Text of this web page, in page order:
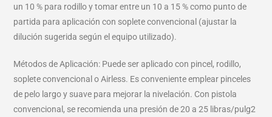
un 10 % para rodillo y tomar entre un 10 a 15 % como punto de
partida para aplicación con soplete convencional (ajustar la
dilución sugerida según el equipo utilizado).
Métodos de Aplicación: Puede ser aplicado con pincel, rodillo,
soplete convencional o Airless. Es conveniente emplear pinceles
de pelo largo y suave para mejorar la nivelación. Con pistola
convencional, se recomienda una presión de 20 a 25 libras/pulg2